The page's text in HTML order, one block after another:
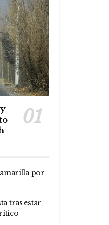
amarilla por
tras estar